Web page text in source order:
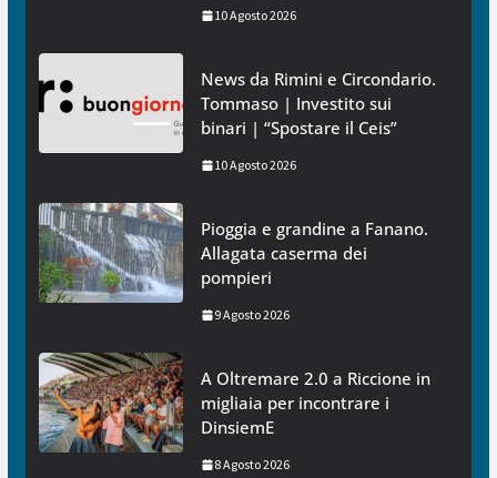
10 Agosto 2026
News da Rimini e Circondario.
Tommaso | Investito sui
binari | “Spostare il Ceis”
10 Agosto 2026
Pioggia e grandine a Fanano.
Allagata caserma dei
pompieri
9 Agosto 2026
A Oltremare 2.0 a Riccione in
migliaia per incontrare i
DinsiemE
8 Agosto 2026